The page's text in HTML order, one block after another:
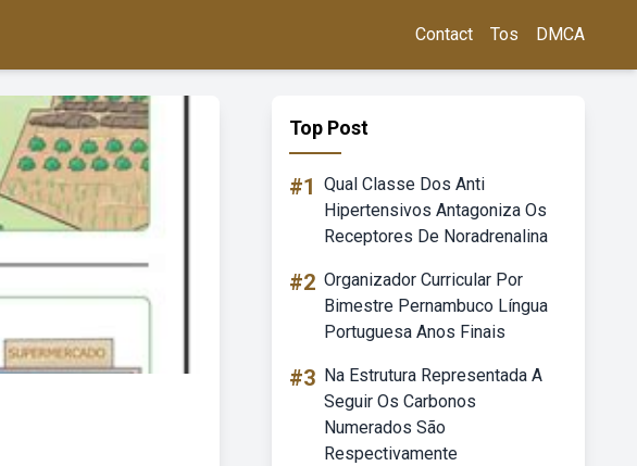
Contact Tos DMCA
Top Post
#1 Qual Classe Dos Anti
Hipertensivos Antagoniza Os
Receptores De Noradrenalina
#2 Organizador Curricular Por
Bimestre Pernambuco Língua
Portuguesa Anos Finais
#3 Na Estrutura Representada A
Seguir Os Carbonos
Numerados São
Respectivamente